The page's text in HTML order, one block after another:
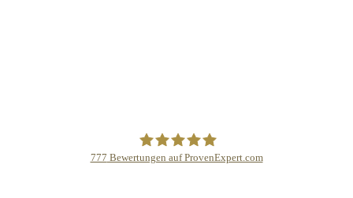
777 Bewertungen auf ProvenExpert.com